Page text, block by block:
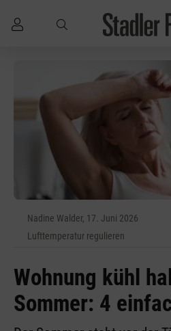
Nadine Walder, 17. Juni 2026
Lufttemperatur regulieren
Wohnung kühl
Sommer: 4